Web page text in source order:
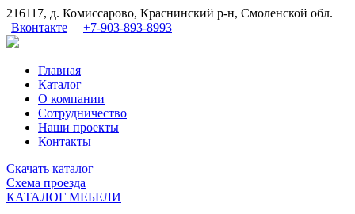
216117, д. Комиссарово, Краснинский р-н, Смоленской обл.
Вконтакте
+7-903-893-8993
Главная
Каталог
О компании
Сотрудничество
Наши проекты
Контакты
Скачать каталог
Схема проезда
КАТАЛОГ МЕБЕЛИ